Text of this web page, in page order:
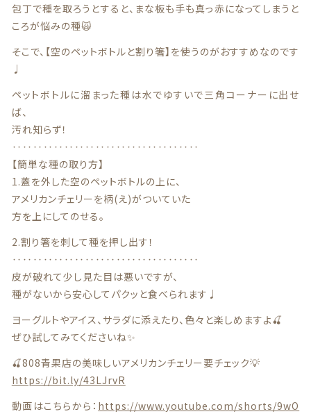
包丁で種を取ろうとすると、まな板も手も真っ赤になってしまうと
ころが悩みの種🙀
そこで、【空のペットボトルと割り箸】を使うのがおすすめなのです
♩
ペットボトルに溜まった種は水でゆすいで三角コーナーに出せ
ば、
汚れ知らず！
‥‥‥‥‥‥‥‥‥‥‥‥‥‥‥‥‥‥
【簡単な種の取り方】
1.蓋を外した空のペットボトルの上に、
アメリカンチェリーを柄(え)がついていた
方を上にしてのせる。
2.割り箸を刺して種を押し出す！
‥‥‥‥‥‥‥‥‥‥‥‥‥‥‥‥‥‥
皮が破れて少し見た目は悪いですが、
種がないから安心してパクッと食べられます♩
ヨーグルトやアイス、サラダに添えたり、色々と楽しめますよ🍒
ぜひ試してみてくださいね✨
🍒808青果店の美味しいアメリカンチェリー要チェック💡
https://bit.ly/43LJrvR
動画はこちらから： https://www.youtube.com/shorts/9wO
よくある質問
プライバシーポリシー
特定商取引法に基づく表記
お問い合わせ
看板犬こうめ YouTube
808青果店 公式YouTube
© 2021 株式会社YAOHACHI